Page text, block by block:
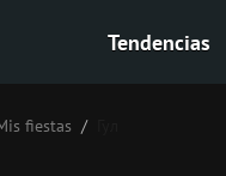
Tendencias
fiestas